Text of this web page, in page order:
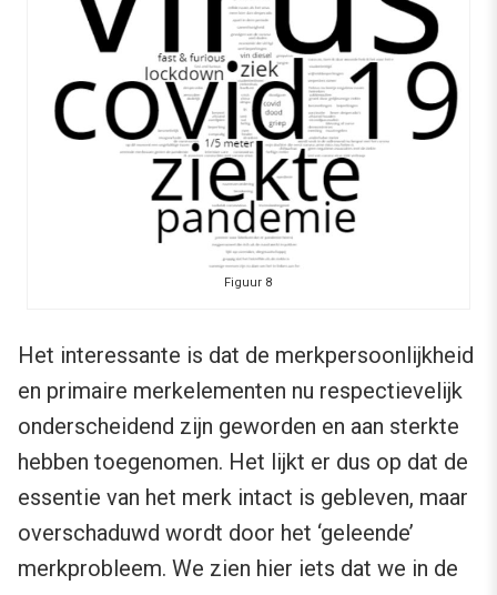
Figuur 8
Het interessante is dat de merkpersoonlijkheid
en primaire merkelementen nu respectievelijk
onderscheidend zijn geworden en aan sterkte
hebben toegenomen. Het lijkt er dus op dat de
essentie van het merk intact is gebleven, maar
overschaduwd wordt door het ‘geleende’
merkprobleem. We zien hier iets dat we in de